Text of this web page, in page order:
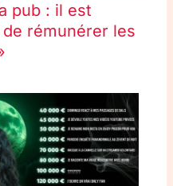
pub : il est
rémunérer les